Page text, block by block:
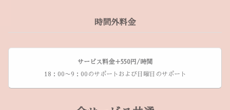
時間外料金
サービス料金＋550円/時間
18：00〜9：00のサポートおよび日曜日のサポート